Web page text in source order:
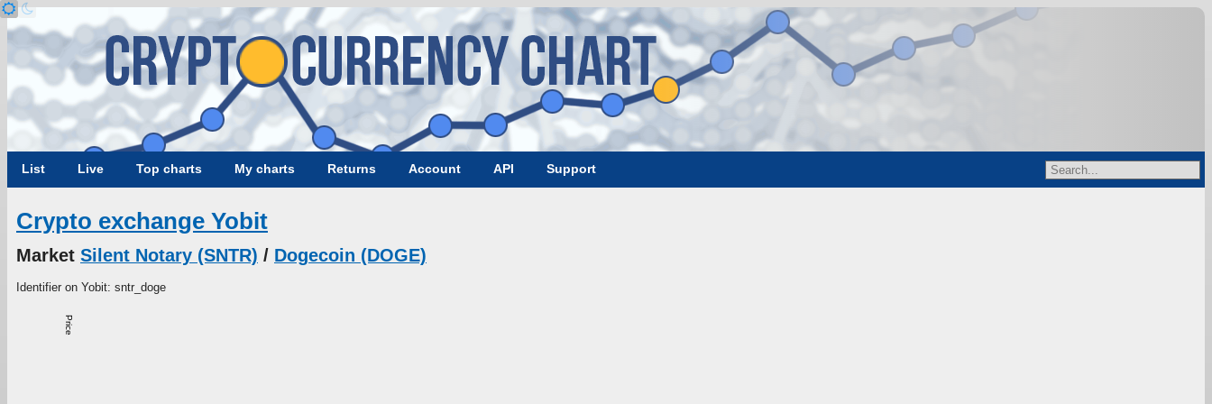
List Live Top charts My charts Returns Account API Support
Crypto exchange Yobit
Market Silent Notary (SNTR) / Dogecoin (DOGE)
Identifier on Yobit: sntr_doge
Price